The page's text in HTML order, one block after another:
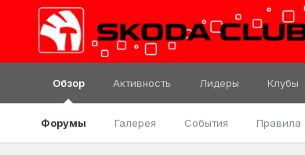
Обзор
Форумы Галерея События Правила
Активность Лидеры Клубы